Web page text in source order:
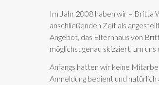
Im Jahr 2008 haben wir – Britta
anschließenden Zeit als
Angebot, das Elternhaus von
möglichst genau skizziert, um
Anfangs hatten wir keine
Anmeldung bedient und